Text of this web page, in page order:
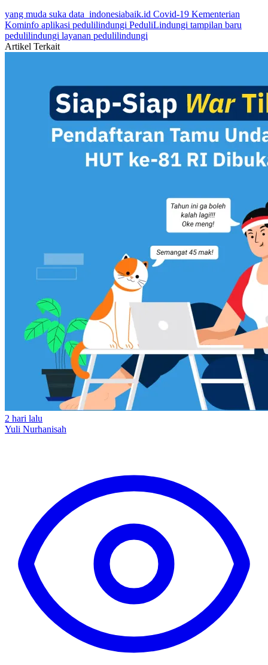
yang muda suka data indonesiabaik.id Covid-19 Kementerian
Kominfo aplikasi pedulilindungi PeduliLindungi tampilan baru
pedulilindungi layanan pedulilindungi
Artikel Terkait
2 hari lalu
Yuli Nurhanisah